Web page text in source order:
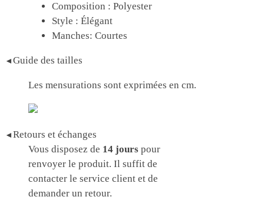
Composition : Polyester
Style : Élégant
Manches: Courtes
◄Guide des tailles
Les mensurations sont exprimées en cm.
◄Retours et échanges
Vous disposez de 14 jours pour
renvoyer le produit. Il suffit de
contacter le service client et de
demander un retour.